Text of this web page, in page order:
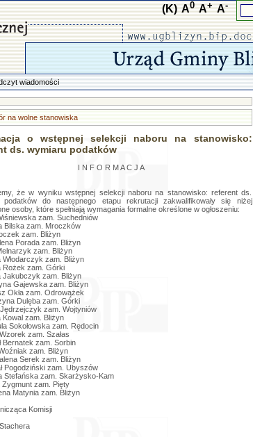
(K) A0 A+ A-
wiadomości
na wolne stanowiska
o wstępnej selekcji naboru na stanowisko:
ds. wymiaru podatków
I N F O R M A C J A
że w wyniku wstępnej selekcji naboru na stanowisko: referent ds.
podatków do następnego etapu rekrutacji zakwalifikowały się niżej
osoby, które spełniają wymagania formalne określone w ogłoszeniu:
zam. Suchedniów
Bilska zam. Mroczków
zam. Bliżyn
Porada zam. Bliżyn
zam. Bliżyn
Włodarczyk zam. Bliżyn
Rożek zam. Górki
Jakubczyk zam. Bliżyn
Gajewska zam. Bliżyn
Okła zam. Odrowążek
Dulęba zam. Górki
zam. Wojtyniów
Kowal zam. Bliżyn
Sokołowska zam. Rędocin
zam. Szałas
Bernatek zam. Sorbin
zam. Bliżyn
Serek zam. Bliżyn
Pogodziński zam. Ubyszów
Stefańska zam. Skarżysko-Kam
Zygmunt zam. Pięty
Matynia zam. Bliżyn
Komisji